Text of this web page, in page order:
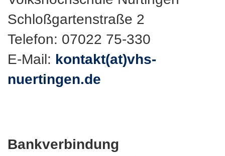
Schloßgartenstraße 2
Telefon: 07022 75-330
E-Mail: kontakt(at)vhs-
nuertingen.de
Bankverbindung